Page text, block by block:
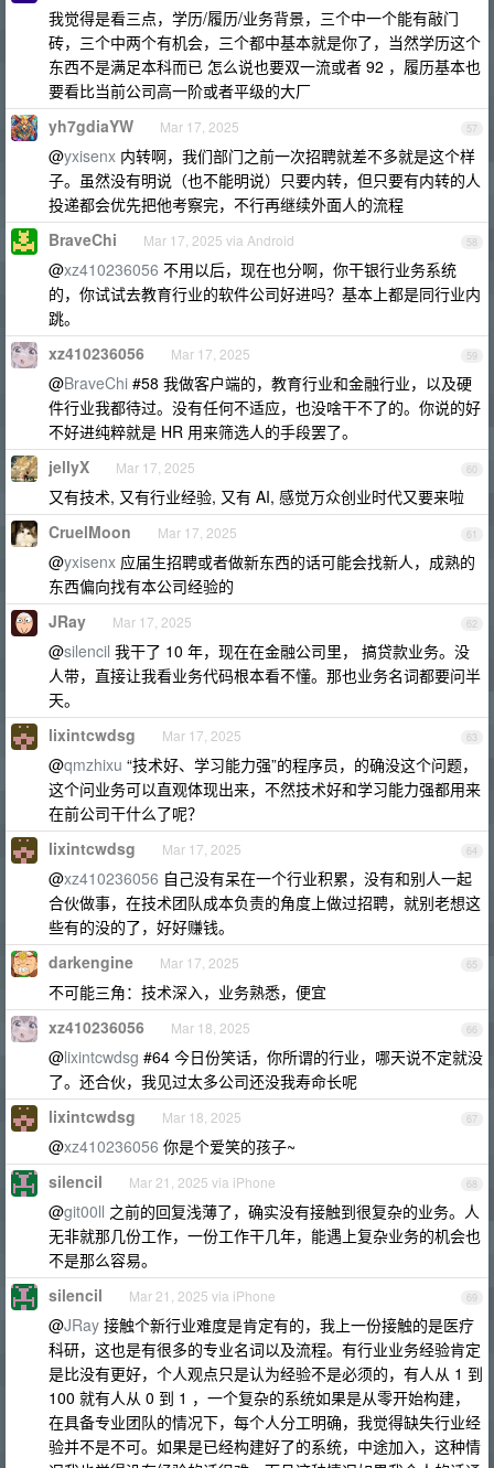
我觉得是看三点，学历/履历/业务背景，三个中一个能有敲门
砖，三个中两个有机会，三个都中基本就是你了，当然学历这个
东西不是满足本科而已 怎么说也要双一流或者 92 ，履历基本也
要看比当前公司高一阶或者平级的大厂
57
yh7gdiaYW Mar 17, 2025
@yxisenx 内转啊，我们部门之前一次招聘就差不多就是这个样
子。虽然没有明说（也不能明说）只要内转，但只要有内转的人
投递都会优先把他考察完，不行再继续外面人的流程
58
BraveChi Mar 17, 2025 via Android
@xz410236056 不用以后，现在也分啊，你干银行业务系统
的，你试试去教育行业的软件公司好进吗？基本上都是同行业内
跳。
59
xz410236056 Mar 17, 2025
@BraveChi #58 我做客户端的，教育行业和金融行业，以及硬
件行业我都待过。没有任何不适应，也没啥干不了的。你说的好
不好进纯粹就是 HR 用来筛选人的手段罢了。
60
jellyX Mar 17, 2025
又有技术, 又有行业经验, 又有 AI, 感觉万众创业时代又要来啦
61
CruelMoon Mar 17, 2025
@yxisenx 应届生招聘或者做新东西的话可能会找新人，成熟的
东西偏向找有本公司经验的
62
JRay Mar 17, 2025
@silencil 我干了 10 年，现在在金融公司里， 搞贷款业务。没
人带，直接让我看业务代码根本看不懂。那也业务名词都要问半
天。
63
lixintcwdsg Mar 17, 2025
@qmzhixu “技术好、学习能力强”的程序员，的确没这个问题，
这个问业务可以直观体现出来，不然技术好和学习能力强都用来
在前公司干什么了呢？
64
lixintcwdsg Mar 17, 2025
@xz410236056 自己没有呆在一个行业积累，没有和别人一起
合伙做事，在技术团队成本负责的角度上做过招聘，就别老想这
些有的没的了，好好赚钱。
65
darkengine Mar 17, 2025
不可能三角：技术深入，业务熟悉，便宜
66
xz410236056 Mar 18, 2025
@lixintcwdsg #64 今日份笑话，你所谓的行业，哪天说不定就没
了。还合伙，我见过太多公司还没我寿命长呢
67
lixintcwdsg Mar 18, 2025
@xz410236056 你是个爱笑的孩子~
68
silencil Mar 21, 2025 via iPhone
@git00ll 之前的回复浅薄了，确实没有接触到很复杂的业务。人
无非就那几份工作，一份工作干几年，能遇上复杂业务的机会也
不是那么容易。
69
silencil Mar 21, 2025 via iPhone
@JRay 接触个新行业难度是肯定有的，我上一份接触的是医疗
科研，这也是有很多的专业名词以及流程。有行业业务经验肯定
是比没有更好，个人观点只是认为经验不是必须的，有人从 1 到
100 就有人从 0 到 1 ，一个复杂的系统如果是从零开始构建，
在具备专业团队的情况下，每个人分工明确，我觉得缺失行业经
验并不是不可。如果是已经构建好了的系统，中途加入，这种情